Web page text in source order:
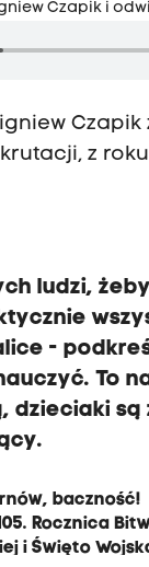
Czapik i
z
ludzi,
-
To
dzieciaki
baczność!
Rocznica
i Święto